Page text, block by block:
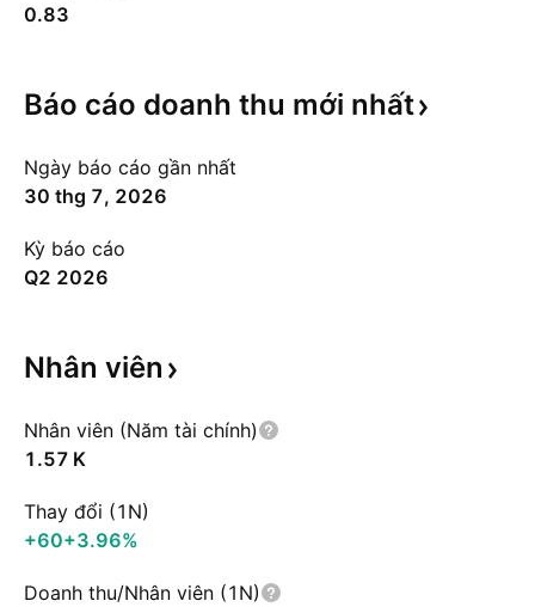
0.83
Báo cáo doanh thu mới nhất
Ngày báo cáo gần nhất
30 thg 7, 2026
Kỳ báo cáo
Q2 2026
Nhân viên
Nhân viên (Năm tài chính)
‪1.57 K‬
Thay đổi (1N)
+60+3.96%
Doanh thu/Nhân viên (1N)